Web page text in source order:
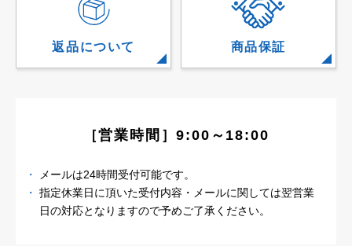
返品について 商品保証
［営業時間］9:00～18:00
メールは24時間受付可能です。
指定休業日に頂いた受付内容・メールに関しては翌営業
日の対応となりますので予めご了承ください。